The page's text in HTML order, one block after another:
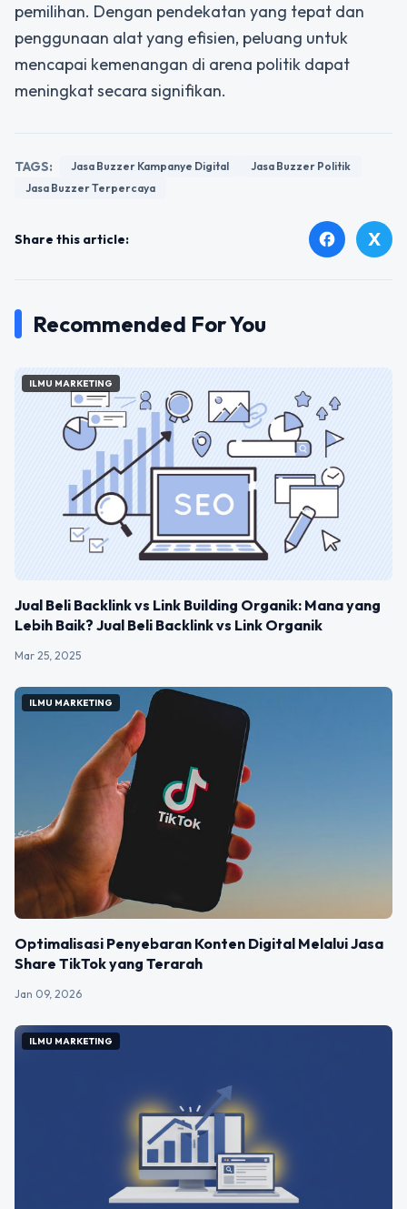
pemilihan. Dengan pendekatan yang tepat dan
penggunaan alat yang efisien, peluang untuk
mencapai kemenangan di arena politik dapat
meningkat secara signifikan.
TAGS: Jasa Buzzer Kampanye Digital
Jasa Buzzer Politik
Jasa Buzzer Terpercaya
Share this article: facebook X
Recommended For You
ILMU MARKETING
Jual Beli Backlink vs Link Building Organik: Mana yang
Lebih Baik? Jual Beli Backlink vs Link Organik
Mar 25, 2025
ILMU MARKETING
Optimalisasi Penyebaran Konten Digital Melalui Jasa
Share TikTok yang Terarah
Jan 09, 2026
ILMU MARKETING